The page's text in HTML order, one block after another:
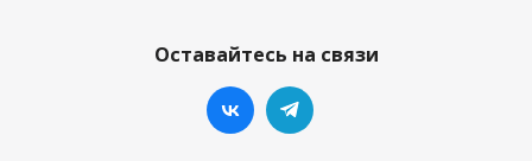
Оставайтесь на связи